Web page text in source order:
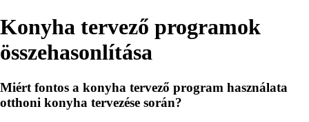
Konyha tervező programok
összehasonlítása
Miért fontos a konyha tervező program használata
otthoni konyha tervezése során?